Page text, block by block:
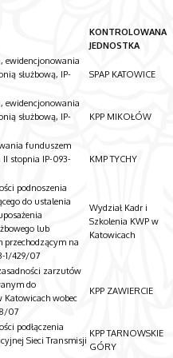
KONTROLOWANA
JEDNOSTKA
ewidencjonowania
służbową, IP-
SPAP KATOWICE
ewidencjonowania
służbową, IP-
KPP MIKOŁÓW
funduszem
stopnia IP-093-
KMP TYCHY
podnoszenia
do ustalenia
lub
na
1/429/07
Wydział Kadr i
Szkolenia KWP w
Katowicach
zarzutów
do
Katowicach wobec
07
KPP ZAWIERCIE
podłączenia
Sieci Transmisji
KPP TARNOWSKIE
GÓRY